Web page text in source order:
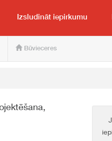
un pārdevējam
Izsludināt iepirkumu
Būvieceres